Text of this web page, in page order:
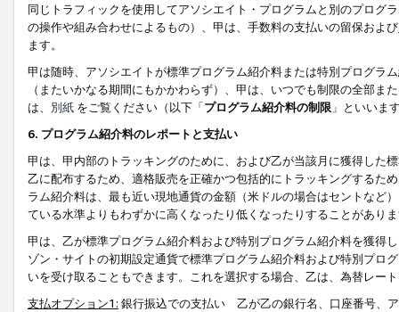
同じトラフィックを使用してアソシエイト・プログラムと別のプログ
の操作や組み合わせによるもの）、甲は、手数料の支払いの留保およ
ます。
甲は随時、アソシエイトが標準プログラム紹介料または特別プログラ
（またいかなる期間にもかかわらず）、甲は、いつでも制限の全部
は、 別紙 をご覧ください（以下「プログラム紹介料の制限 」といいま
6. プログラム紹介料のレポートと支払い
甲は、甲内部のトラッキングのために、および乙が当該月に獲得した
乙に配布するため、適格販売を正確かつ包括的にトラッキングするた
ラム紹介料は、最も近い現地通貨の金額（米ドルの場合はセントなど
ている水準よりもわずかに高くなったり低くなったりすることがあり
甲は、乙が標準プログラム紹介料および特別プログラム紹介料を獲得
ゾン・サイトの初期設定通貨で標準プログラム紹介料および特別プロ
いを受け取ることもできます。これを選択する場合、乙は、為替レー
支払オプション1: 銀行振込での支払い 乙が乙の銀行名、口座番号、